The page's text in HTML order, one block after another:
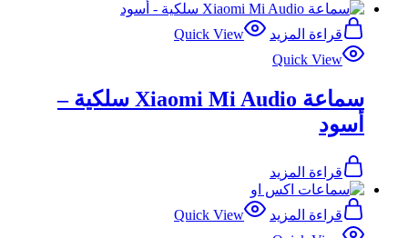
قراءة المزيد
Quick View
Quick View
سماعة Xiaomi Mi Audio سلكية –
أسود
قراءة المزيد
قراءة المزيد
Quick View